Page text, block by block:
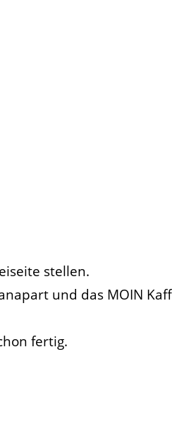
stellen.
und das MOIN
fertig.